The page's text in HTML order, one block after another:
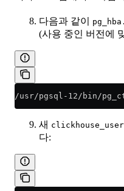
다음과 같이
(사용 중인 버전에
/usr/pgsql-12/bin/
새 clickhouse_user
다: